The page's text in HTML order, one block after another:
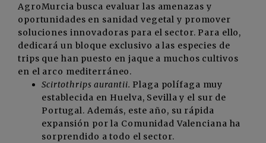
AgroMurcia busca evaluar las amenazas y
oportunidades en sanidad vegetal y promover
soluciones innovadoras para el sector. Para ello,
dedicará un bloque exclusivo a las especies de
trips que han puesto en jaque a muchos cultivos
en el arco mediterráneo.
Scirtothrips aurantii. Plaga polífaga muy
establecida en Huelva, Sevilla y el sur de
Portugal. Además, este año, su rápida
expansión por la Comunidad Valenciana ha
sorprendido a todo el sector.